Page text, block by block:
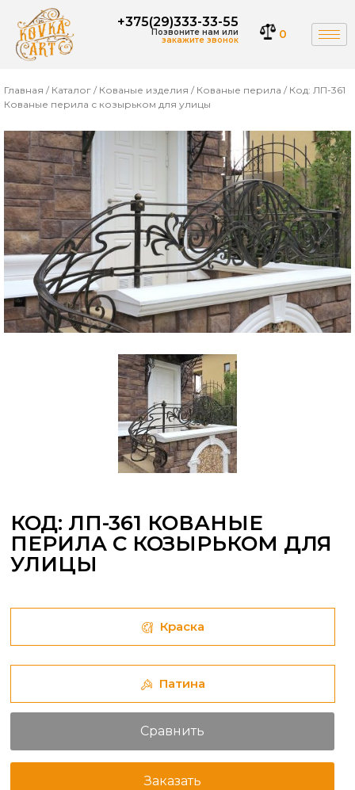
+375(29)333-33-55
Позвоните нам или
закажите звонок 0
Главная / Каталог / Кованые изделия / Кованые перила / Код: ЛП-361
Кованые перила с козырьком для улицы
КОД: ЛП-361 КОВАНЫЕ
ПЕРИЛА С КОЗЫРЬКОМ ДЛЯ
УЛИЦЫ
Краска
Патина
Сравнить
Заказать